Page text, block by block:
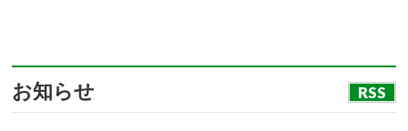
お知らせ RSS